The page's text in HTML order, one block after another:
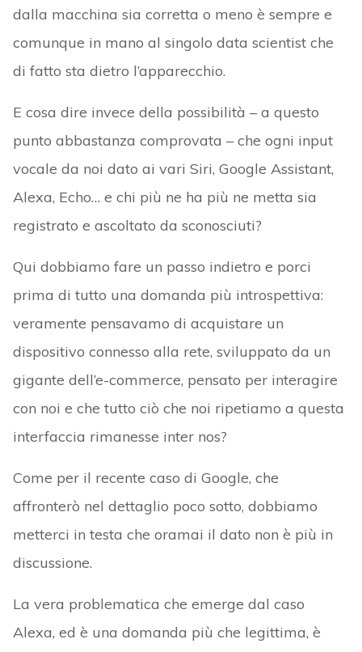
dalla macchina sia corretta o meno è sempre e
comunque in mano al singolo data scientist che
di fatto sta dietro l’apparecchio.
E cosa dire invece della possibilità – a questo
punto abbastanza comprovata – che ogni input
vocale da noi dato ai vari Siri, Google Assistant,
Alexa, Echo… e chi più ne ha più ne metta sia
registrato e ascoltato da sconosciuti?
Qui dobbiamo fare un passo indietro e porci
prima di tutto una domanda più introspettiva:
veramente pensavamo di acquistare un
dispositivo connesso alla rete, sviluppato da un
gigante dell’e-commerce, pensato per interagire
con noi e che tutto ciò che noi ripetiamo a questa
interfaccia rimanesse inter nos?
Come per il recente caso di Google, che
affronterò nel dettaglio poco sotto, dobbiamo
metterci in testa che oramai il dato non è più in
discussione.
La vera problematica che emerge dal caso
Alexa, ed è una domanda più che legittima, è